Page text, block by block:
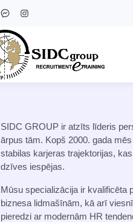
SIDC GROUP ir atzīts līderis
ārpus tām. Kopš 2000. gada
stabilas karjeras trajektorijas,
dzīves iespējas.
Mūsu specializācija ir kvalificēta
biznesa lidmašīnām, kā arī
pieredzi ar modernām HR